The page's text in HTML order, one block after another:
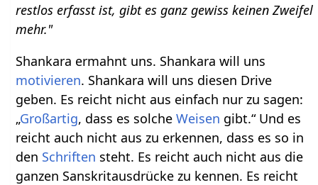
restlos erfasst ist, gibt es ganz gewiss keinen Zweifel
mehr."
Shankara ermahnt uns. Shankara will uns
motivieren. Shankara will uns diesen Drive
geben. Es reicht nicht aus einfach nur zu sagen:
„Großartig, dass es solcheWeisen gibt.“ Und es
reicht auch nicht aus zu erkennen, dass es so in
den Schriften steht. Es reicht auch nicht aus die
ganzen Sanskritausdrücke zu kennen. Es reicht